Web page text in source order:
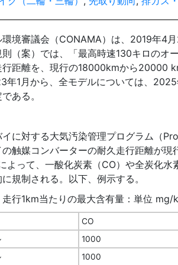
環境審議会（CONAMA）は、2019年4
則（案）では、「最高時速130キロのオ
行距離を、現行の18000kmから20000
年1月から、全モデルについては、
ある。
イに対する大気汚染管理プログラム（
の触媒コンバーターの耐久走行距離が
よって、一酸化炭素（CO）や全炭化
規制される。以下、例示する。
行1km当たりの最大含有量：単位 mg/
CO
1000
1000